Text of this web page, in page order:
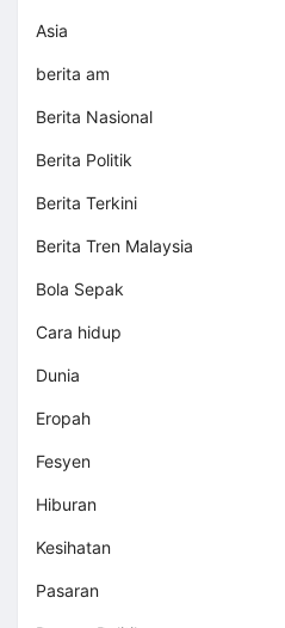
Asia
berita am
Berita Nasional
Berita Politik
Berita Terkini
Berita Tren Malaysia
Bola Sepak
Cara hidup
Dunia
Eropah
Fesyen
Hiburan
Kesihatan
Pasaran